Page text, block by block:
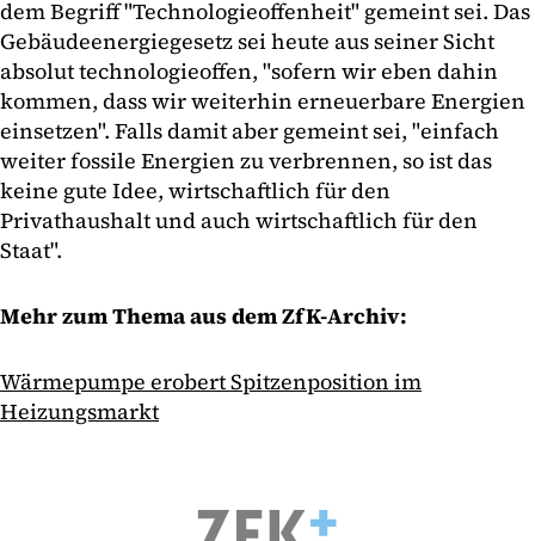
dem Begriff "Technologieoffenheit" gemeint sei. Das
Gebäudeenergiegesetz sei heute aus seiner Sicht
absolut technologieoffen, "sofern wir eben dahin
kommen, dass wir weiterhin erneuerbare Energien
einsetzen". Falls damit aber gemeint sei, "einfach
weiter fossile Energien zu verbrennen, so ist das
keine gute Idee, wirtschaftlich für den
Privathaushalt und auch wirtschaftlich für den
Staat".
Mehr zum Thema aus dem ZfK-Archiv:
Wärmepumpe erobert Spitzenposition im
Heizungsmarkt